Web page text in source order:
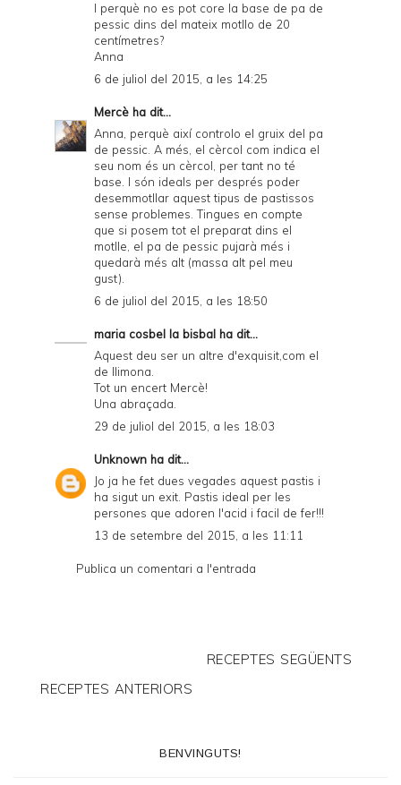
i
n
d
l
y
a
n
d
P
D
I perquè no es pot core la base de pa de
pessic dins del mateix motllo de 20
centímetres?
Anna
6 de juliol del 2015, a les 14:25
Mercè ha dit...
Anna, perquè així controlo el gruix del pa
de pessic. A més, el cèrcol com indica el
seu nom és un cèrcol, per tant no té
base. I són ideals per després poder
desemmotllar aquest tipus de pastissos
sense problemes. Tingues en compte
que si posem tot el preparat dins el
motlle, el pa de pessic pujarà més i
quedarà més alt (massa alt pel meu
gust).
6 de juliol del 2015, a les 18:50
maria cosbel la bisbal ha dit...
Aquest deu ser un altre d'exquisit,com el
de llimona.
Tot un encert Mercè!
Una abraçada.
29 de juliol del 2015, a les 18:03
Unknown ha dit...
Jo ja he fet dues vegades aquest pastis i
ha sigut un exit. Pastis ideal per les
persones que adoren l'acid i facil de fer!!!
13 de setembre del 2015, a les 11:11
Publica un comentari a l'entrada
RECEPTES SEGÜENTS
RECEPTES ANTERIORS
BENVINGUTS!